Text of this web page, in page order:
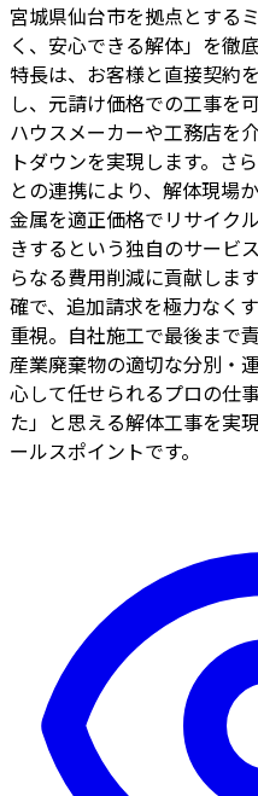
宮城県仙台市を拠点とする
く、安心できる解体」を徹
特長は、お客様と直接契約
し、元請け価格での工事を
ハウスメーカーや工務店を
トダウンを実現します。さ
との連携により、解体現場
金属を適正価格でリサイク
きするという独自のサービ
らなる費用削減に貢献しま
確で、追加請求を極力なく
重視。自社施工で最後まで
産業廃棄物の適切な分別・
心して任せられるプロの仕
た」と思える解体工事を実
ールスポイントです。